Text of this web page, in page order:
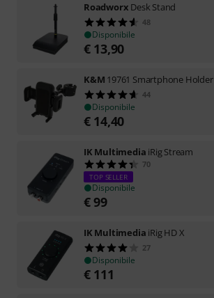
Roadworx Desk Stand
48
Disponibile
€ 13,90
K&M 19761 Smartphone Holder
44
Disponibile
€ 14,40
IK Multimedia iRig Stream
70
TOP SELLER
Disponibile
€99
IK Multimedia iRig HD X
27
Disponibile
€ 111